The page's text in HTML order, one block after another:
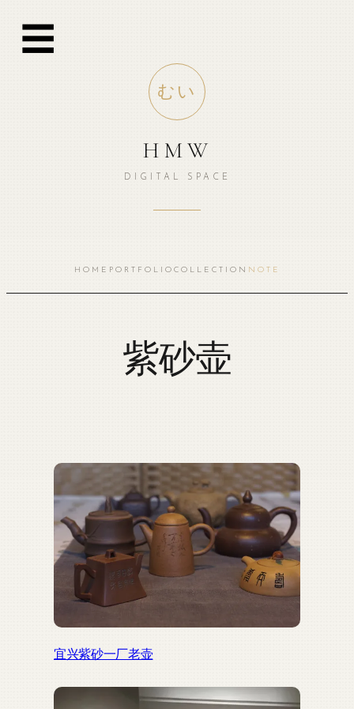
☰
むい
HMW
DIGITAL SPACE
HOME PORTFOLIO COLLECTION NOTE
紫砂壶
宜兴紫砂一厂老壶